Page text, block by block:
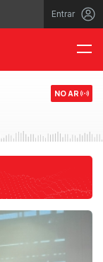
Entrar
NO AR